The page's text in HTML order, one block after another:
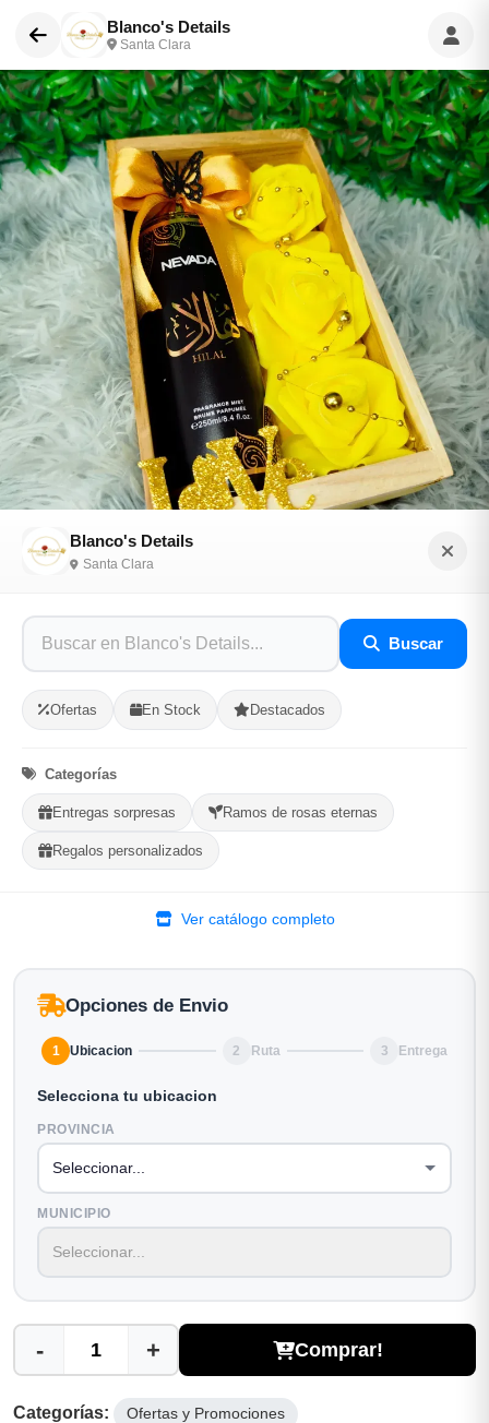
Blanco's Details
Santa Clara
Blanco's Details
Santa Clara
Buscar
Ofertas En Stock Destacados
Categorías
Entregas sorpresas Ramos de rosas eternas
Regalos personalizados
Ver catálogo completo
Caja de regalo de madera para mujer
Sé el primero en opinar
SKU: BLAN-13C2A0E0
En Stock
Listo para Entregar
Opciones de Envio
1 Ubicacion 2 Ruta 3 Entrega
Selecciona tu ubicacion
PROVINCIA
MUNICIPIO
- + Comprar!
Categorías: Ofertas y Promociones